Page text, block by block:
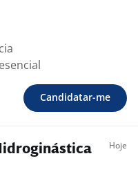
Candidatar-me
Hoje